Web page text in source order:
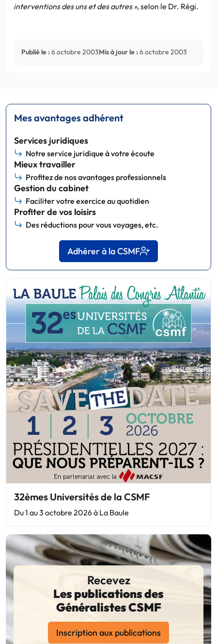
interventions des uns et des autres », selon le Dr. Régi.
Publié le : 6 octobre 2003Mis à jour le : 6 octobre 2003
Mes avantages adhérent
Services juridiques
Notre service juridique à votre écoute
Mieux travailler
Profitez de nos avantages professionnels
Gestion du cabinet
Faciliter votre exercice au quotidien
Profiter de vos loisirs
Des réductions pour vous voyages, etc.
Adhérer à la CSMF
32èmes Universités de la CSMF
Du 1 au 3 octobre 2026 à La Baule
Recevez
Les publications des
Généralistes CSMF
Inscription aux publications